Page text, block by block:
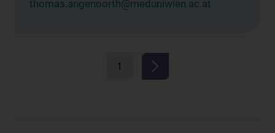
thomas.angenoorth@meduniwien.ac.at
1